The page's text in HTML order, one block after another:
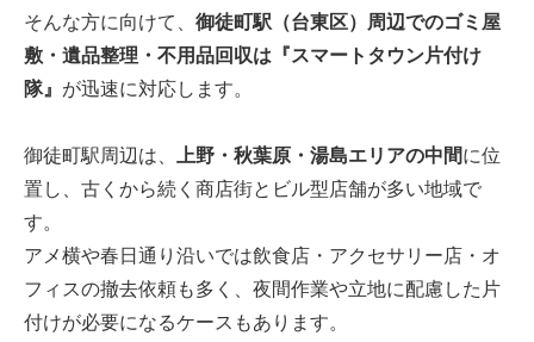
そんな方に向けて、 御徒町駅（台東区）周辺でのゴミ屋
敷・遺品整理・不用品回収は『スマートタウン片付け
隊』 が迅速に対応します。
御徒町駅周辺は、 上野・秋葉原・湯島エリアの中間に位
置し、古くから続く商店街とビル型店舗が多い地域で
す。
アメ横や春日通り沿いでは飲食店・アクセサリー店・オ
フィスの撤去依頼も多く、夜間作業や立地に配慮した片
付けが必要になるケースもあります。